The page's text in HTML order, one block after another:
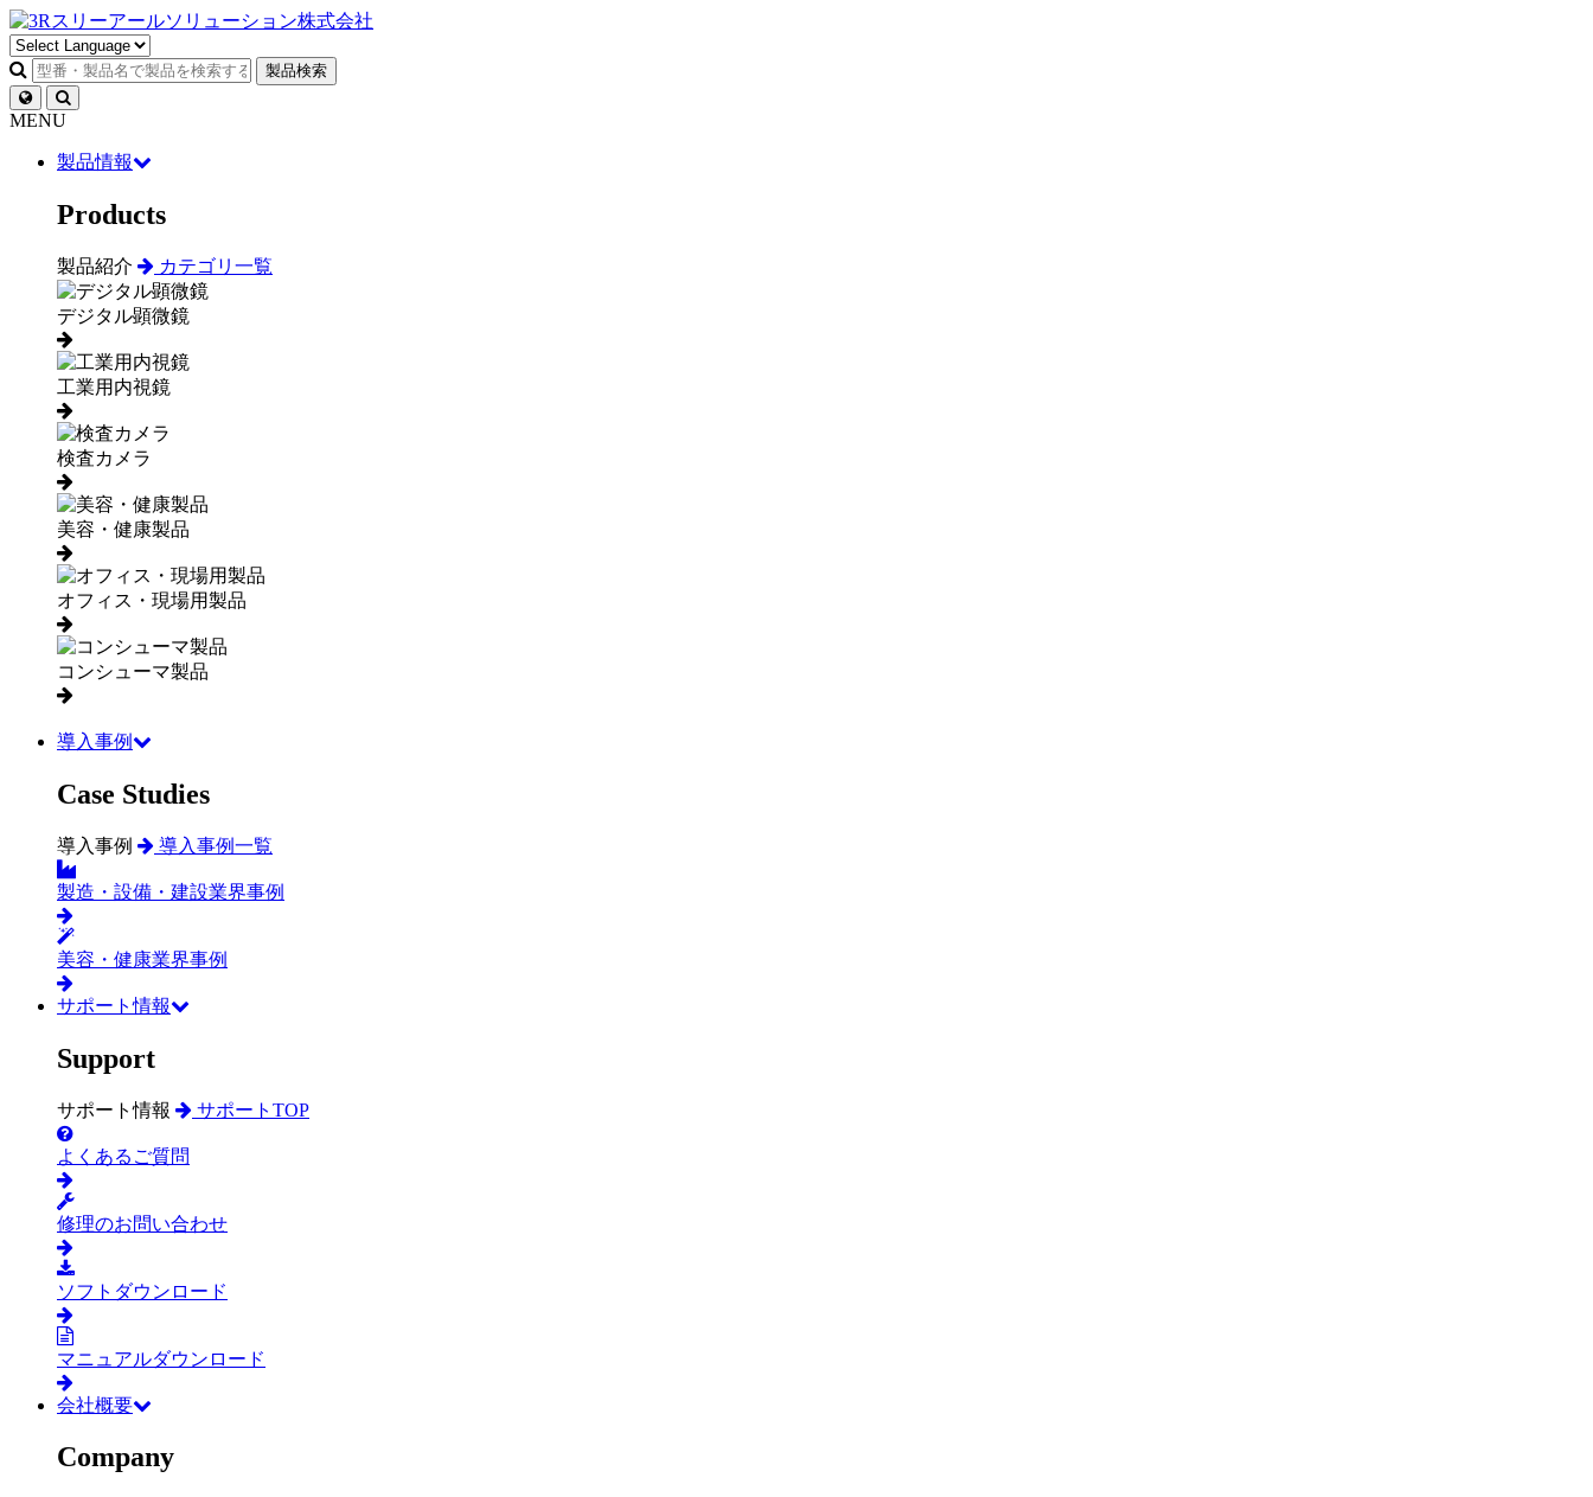
製品検索
MENU
製品情報
Products
製品紹介 カテゴリ一覧
デジタル顕微鏡
工業用内視鏡
検査カメラ
美容・健康製品
オフィス・現場用製品
コンシューマ製品
導入事例
Case Studies
導入事例 導入事例一覧
製造・設備・建設業界事例
美容・健康業界事例
サポート情報
Support
サポート情報 サポートTOP
よくあるご質問
修理のお問い合わせ
ソフトダウンロード
マニュアルダウンロード
会社概要
Company